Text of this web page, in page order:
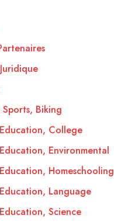
Biking
College
Environmental
Homeschooling
Language
Science